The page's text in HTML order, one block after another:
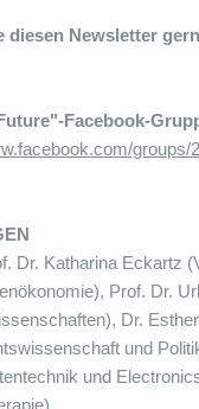
diesen Newsletter
Facebook-
groups/
Dr. Katharina Eckartz
Prof. Dr.
Dr.
und
und